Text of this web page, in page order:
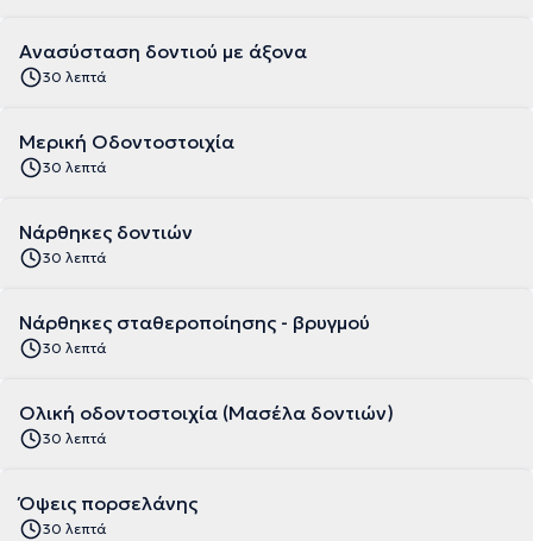
Ανασύσταση δοντιού με άξονα
30 λεπτά
Μερική Οδοντοστοιχία
30 λεπτά
Νάρθηκες δοντιών
30 λεπτά
Νάρθηκες σταθεροποίησης - βρυγμού
30 λεπτά
Ολική οδοντοστοιχία (Μασέλα δοντιών)
30 λεπτά
Όψεις πορσελάνης
30 λεπτά